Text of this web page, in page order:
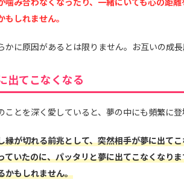
もしれません。
かに原因があるとは限りません。お互いの成
出てこなくなる
ことを深く愛していると、夢の中にも頻繁に登
縁が切れる前兆として、突然相手が夢に出て
ていたのに、パッタリと夢に出てこなくなり
かもしれません。